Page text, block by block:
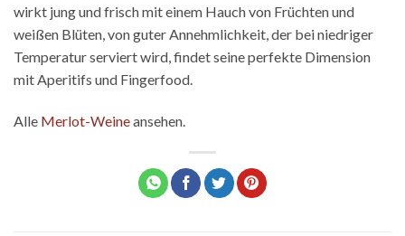
wirkt jung und frisch mit einem Hauch von Früchten und
weißen Blüten, von guter Annehmlichkeit, der bei niedriger
Temperatur serviert wird, findet seine perfekte Dimension
mit Aperitifs und Fingerfood.
Alle Merlot-Weineansehen.